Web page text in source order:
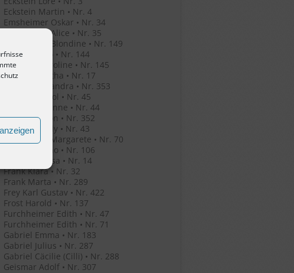
Eckstein Martin • Nr. 4
Emsheimer Oskar • Nr. 34
Emsheimer Alice • Nr. 35
Emsheimer Blondine • Nr. 149
Erlanger Leo • Nr. 144
Erlanger Karoline • Nr. 145
Fetterer Bertha • Nr. 17
Filenko Alexandra • Nr. 353
Filenko Anatol • Nr. 45
Filenko Jeleanne • Nr. 44
Filenko Simon • Nr. 352
Filenko Witaly • Nr. 43
Fischer Eva Margarete • Nr. 70
Fischer Bruno • Nr. 106
Fleischer Rosa • Nr. 14
Frank Klara • Nr. 32
Frank Marta • Nr. 289
Frey Karl Gustav • Nr. 422
Frost Harold • Nr. 137
Furchheimer Edith • Nr. 47
Furchheimer Edith • Nr. 71
Gabriel Emma • Nr. 183
Gabriel Julius • Nr. 287
Gabriel Cäcilie (Cilli) • Nr. 288
Geismar Adolf • Nr. 307